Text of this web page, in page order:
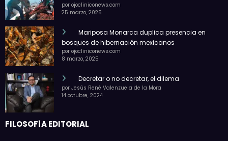
por ojocliniconews.com
25 marzo, 2025
Mariposa Monarca duplica presencia en
bosques de hibernación mexicanos
por ojocliniconews.com
8 marzo, 2025
Decretar o no decretar, el dilema
por Jesús René Valenzuela de la Mora
14 octubre, 2024
FILOSOFÍA EDITORIAL